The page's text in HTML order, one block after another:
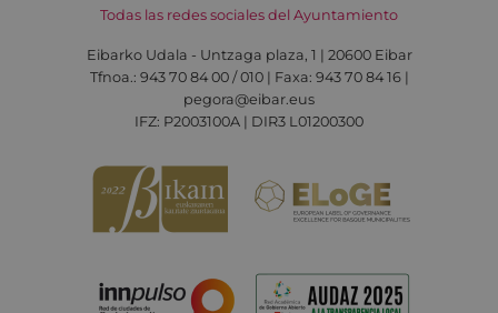
Todas las redes sociales del Ayuntamiento
Eibarko Udala - Untzaga plaza, 1 | 20600 Eibar
Tfnoa.: 943 70 84 00 / 010 | Faxa: 943 70 84 16 |
pegora@eibar.eus
IFZ: P2003100A | DIR3 L01200300